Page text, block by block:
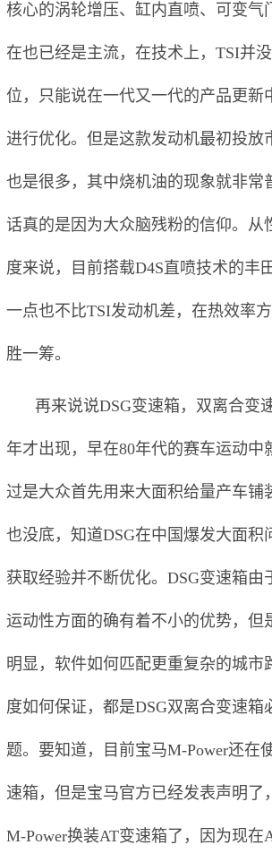
核心的涡轮增压、缸内直喷、可变气
在也已经是主流，在技术上，TSI并
位，只能说在一代又一代的产品更新
进行优化。但是这款发动机最初投放
也是很多，其中烧机油的现象就非常
话真的是因为大众脑残粉的信仰。从
度来说，目前搭载D4S直喷技术的丰
一点也不比TSI发动机差，在热效率
胜一筹。
再来说说DSG变速箱，双离合变
年才出现，早在80年代的赛车运动中
过是大众首先用来大面积给量产车铺
也没底，知道DSG在中国爆发大面积
获取经验并不断优化。DSG变速箱由
运动性方面的确有着不小的优势，但
明显，软件如何匹配更重复杂的城市
度如何保证，都是DSG双离合变速箱
题。要知道，目前宝马M-Power还在
速箱，但是宝马官方已经发表声明了
M-Power换装AT变速箱了，因为现在